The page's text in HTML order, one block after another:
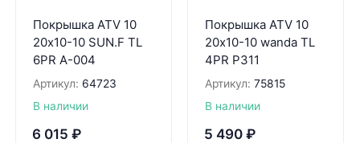
Покрышка ATV 10
20х10-10 SUN.F TL
6PR A-004
Артикул: 64723
В наличии
6 015 ₽
Покрышка ATV 10
20х10-10 wanda TL
4PR P311
Артикул: 75815
В наличии
5 490 ₽